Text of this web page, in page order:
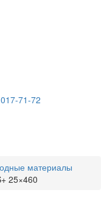
71-72
материалы
25×460